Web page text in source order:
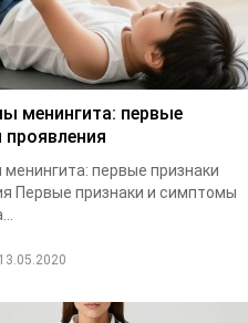
менингита: первые
проявления
первые признаки
Первые признаки и симптомы
13.05.2020